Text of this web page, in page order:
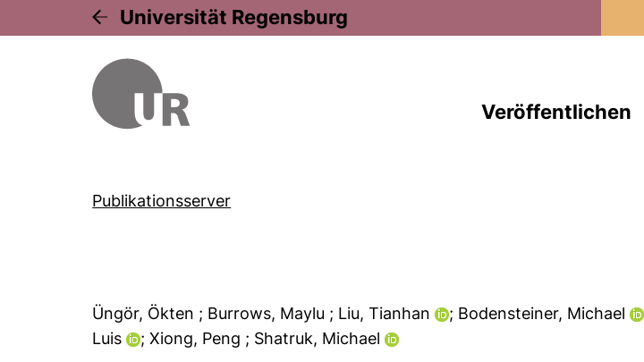
Universität Regensburg
Veröffentlichen
Publikationsserver
Üngör, Ökten ; Burrows, Maylu ; Liu, Tianhan ; Bodensteiner, Michael
Luis
; Xiong, Peng ; Shatruk, Michael